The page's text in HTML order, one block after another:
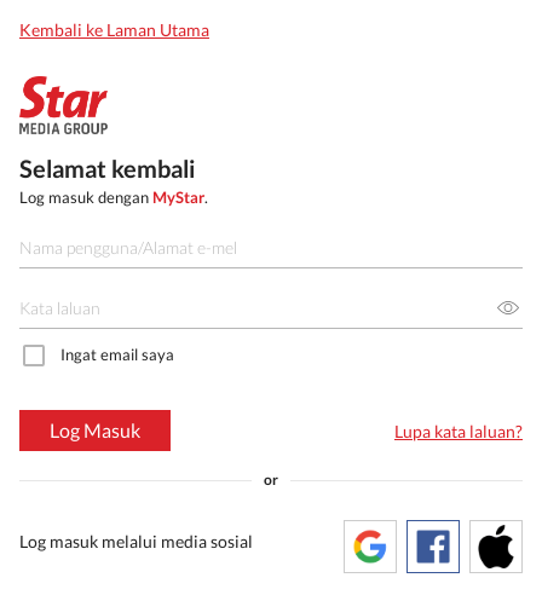
Kembali ke Laman Utama
Selamat kembali
Log masuk dengan MyStar.
Ingat email saya
Log Masuk Lupa kata laluan?
or
Log masuk melalui media sosial